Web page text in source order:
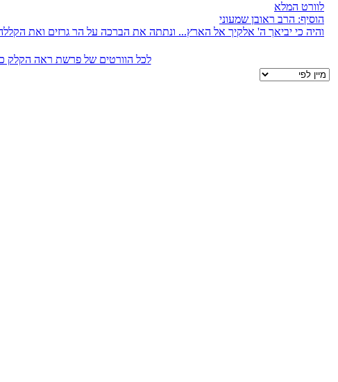
לוורט המלא
הוסיף: הרב ראובן שמעוני
והיה כי יביאך ה' אלקיך אל הארץ... ונתתה את הברכה על הר גרזים ואת
לכל הוורטים של פרשת ראה הקלק